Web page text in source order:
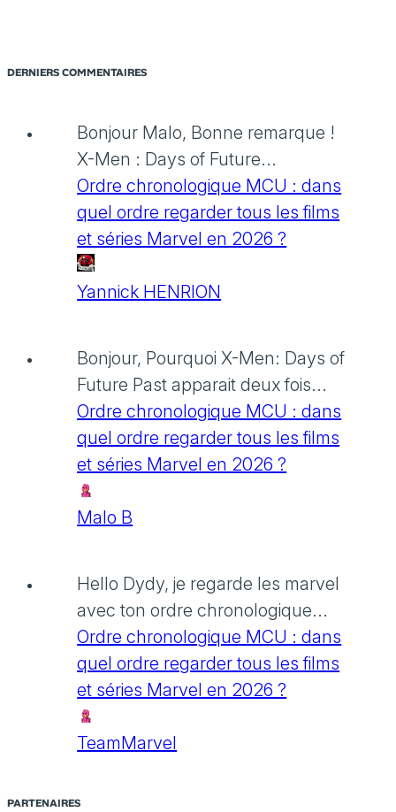
DERNIERS COMMENTAIRES
Bonjour Malo, Bonne remarque !
X-Men : Days of Future...
Ordre chronologique MCU : dans
quel ordre regarder tous les films
et séries Marvel en 2026 ?
Yannick HENRION
Bonjour, Pourquoi X-Men: Days of
Future Past apparait deux fois...
Ordre chronologique MCU : dans
quel ordre regarder tous les films
et séries Marvel en 2026 ?
Malo B
Hello Dydy, je regarde les marvel
avec ton ordre chronologique...
Ordre chronologique MCU : dans
quel ordre regarder tous les films
et séries Marvel en 2026 ?
TeamMarvel
PARTENAIRES